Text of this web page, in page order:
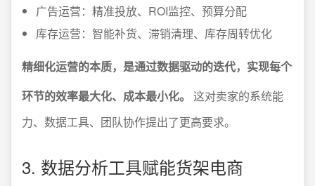
广告运营：精准投放、ROI监控、预算分配
库存运营：智能补货、滞销清理、库存周转优化
精细化运营的本质，是通过数据驱动的迭代，实现每个
环节的效率最大化、成本最小化。
这对卖家的系统能
力、数据工具、团队协作提出了更高要求。
3. 数据分析工具赋能货架电商